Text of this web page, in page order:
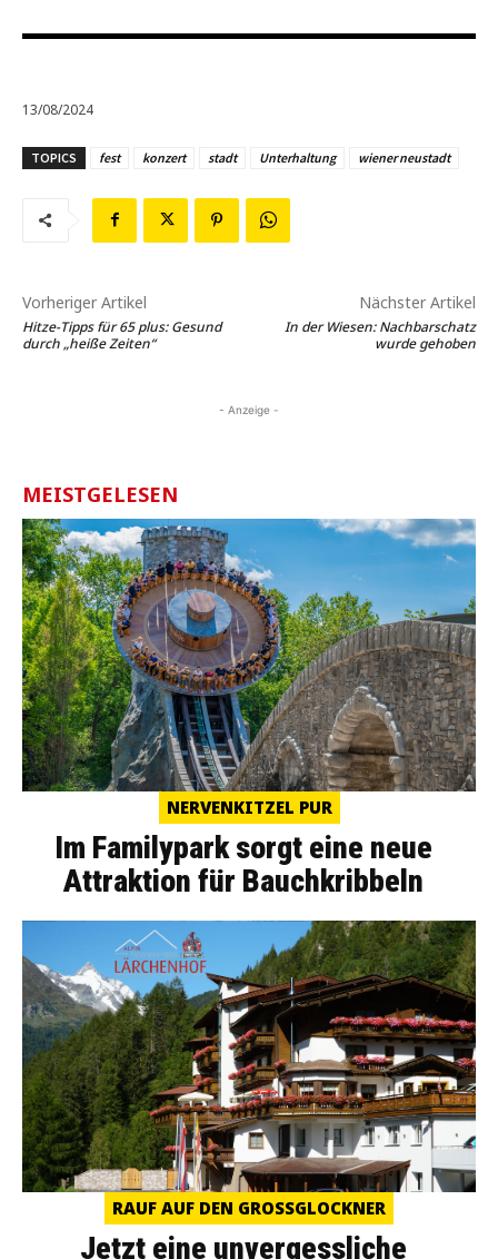
13/08/2024
TOPICS fest konzert stadt Unterhaltung wiener neustadt
Vorheriger Artikel
Hitze-Tipps für 65 plus: Gesund
durch „heiße Zeiten“
Nächster Artikel
In der Wiesen: Nachbarschatz
wurde gehoben
- Anzeige -
MEISTGELESEN
NERVENKITZEL PUR
Im Familypark sorgt eine neue
Attraktion für Bauchkribbeln
RAUF AUF DEN GROSSGLOCKNER
Jetzt eine unvergessliche